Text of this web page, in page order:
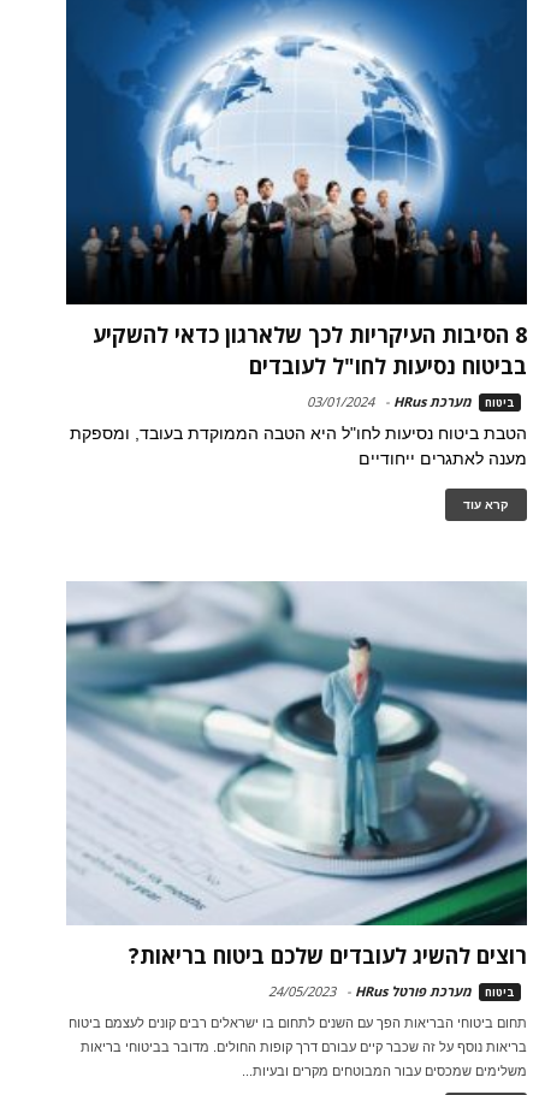
8 הסיבות העיקריות לכך שלארגון כדאי להשקיע
בביטוח נסיעות לחו"ל לעובדים
ביטוח מערכת HRus -
03/01/2024
הטבת ביטוח נסיעות לחו"ל היא הטבה הממוקדת בעובד, ומספקת
מענה לאתגרים ייחודיים
קרא עוד
רוצים להשיג לעובדים שלכם ביטוח בריאות?
ביטוח מערכת פורטל HRus -
24/05/2023
תחום ביטוחי הבריאות הפך עם השנים לתחום בו ישראלים רבים קונים לעצמם ביטוח
בריאות נוסף על זה שכבר קיים עבורם דרך קופות החולים. מדובר בביטוחי בריאות
משלימים שמכסים עבור המבוטחים מקרים ובעיות...